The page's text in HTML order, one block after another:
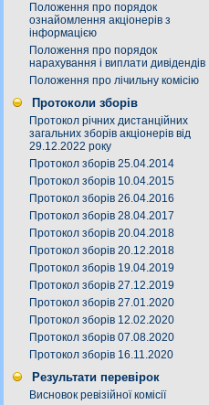
Положення про порядок
ознайомлення акціонерів з
інформацією
Положення про порядок
нарахування і виплати дивідендів
Положення про лічильну комісію
Протоколи зборів
Протокол річних дистанційних
загальних зборів акціонерів від
29.12.2022 року
Протокол зборів 25.04.2014
Протокол зборів 10.04.2015
Протокол зборів 26.04.2016
Протокол зборів 28.04.2017
Протокол зборів 20.04.2018
Протокол зборів 20.12.2018
Протокол зборів 19.04.2019
Протокол зборів 27.12.2019
Протокол зборів 27.01.2020
Протокол зборів 12.02.2020
Протокол зборів 07.08.2020
Протокол зборів 16.11.2020
Результати перевірок
Висновок ревізійної комісії